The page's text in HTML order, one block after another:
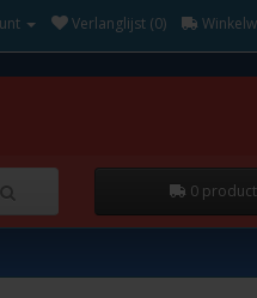
Verlanglijst (0)
0